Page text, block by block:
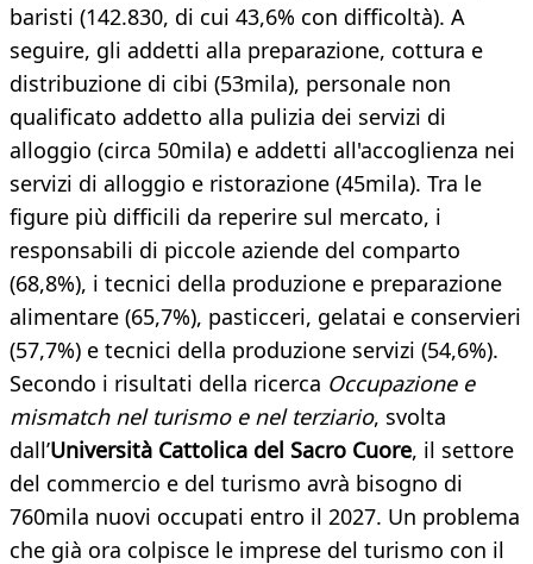
baristi (142.830, di cui 43,6% con difficoltà). A
seguire, gli addetti alla preparazione, cottura e
distribuzione di cibi (53mila), personale non
qualificato addetto alla pulizia dei servizi di
alloggio (circa 50mila) e addetti all'accoglienza nei
servizi di alloggio e ristorazione (45mila). Tra le
figure più difficili da reperire sul mercato, i
responsabili di piccole aziende del comparto
(68,8%), i tecnici della produzione e preparazione
alimentare (65,7%), pasticceri, gelatai e conservieri
(57,7%) e tecnici della produzione servizi (54,6%).
Secondo i risultati della ricerca Occupazione e
mismatch nel turismo e nel terziario, svolta
dall’Università Cattolica del Sacro Cuore, il settore
del commercio e del turismo avrà bisogno di
760mila nuovi occupati entro il 2027. Un problema
che già ora colpisce le imprese del turismo con il